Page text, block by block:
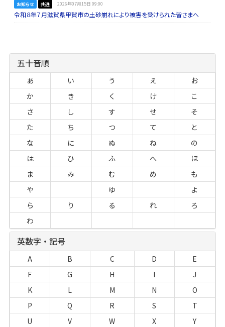
お知らせ 共通 2026年07月15日 09:00
令和８年７月滋賀県甲賀市の土砂崩れにより被害を受けられた皆さまへ
五十音順
あ い う え
お
か
き く け
こ
さ
し す せ
そ
た
ち つ て
と
な
に ぬ ね
の
は
ひ ふ へ
ほ
ま
み む め
も
や
ゆ
よ
ら
り る れ
ろ
わ
英数字・記号
A B C D
E
F
G H I
J
K
L M N
O
P
Q R S
T
U
V W X
Y